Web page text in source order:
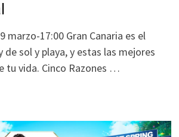
marzo-17:00 Gran Canaria es el
sol y playa, y estas las mejores
tu vida. Cinco Razones …